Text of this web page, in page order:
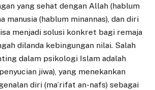
yang sehat dengan Allah (hablum
manusia (hablum minannas), dan diri
menjadi solusi konkret bagi remaja
dilanda kebingungan nilai. Salah
dalam psikologi Islam adalah
jiwa), yang menekankan
diri (ma’rifat an-nafs) sebagai